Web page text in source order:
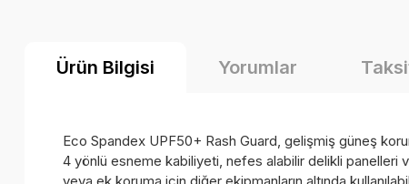
Ürün Bilgisi Yorumlar
Eco Spandex UPF50+ Rash Guard, gelişmiş güneş
4 yönlü esneme kabiliyeti, nefes alabilir delikli panelleri
veya ek koruma için diğer ekipmanların altında